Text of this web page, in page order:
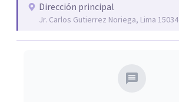
Dirección principal
Jr. Carlos Gutierrez Noriega, Lima 15034